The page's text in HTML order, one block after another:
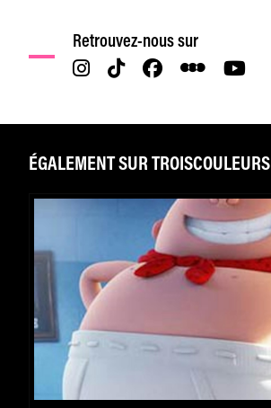
Retrouvez-nous sur
ÉGALEMENT SUR TROISCOULEURS